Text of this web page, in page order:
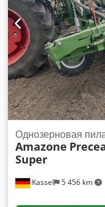
Kassel 5 456 km
Однозерновая
Amazone
Super